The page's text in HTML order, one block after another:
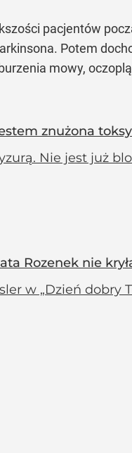
pacjentów
Potem
mowy,
znużona
Nie jest już
Rozenek nie
w „Dzień dobry